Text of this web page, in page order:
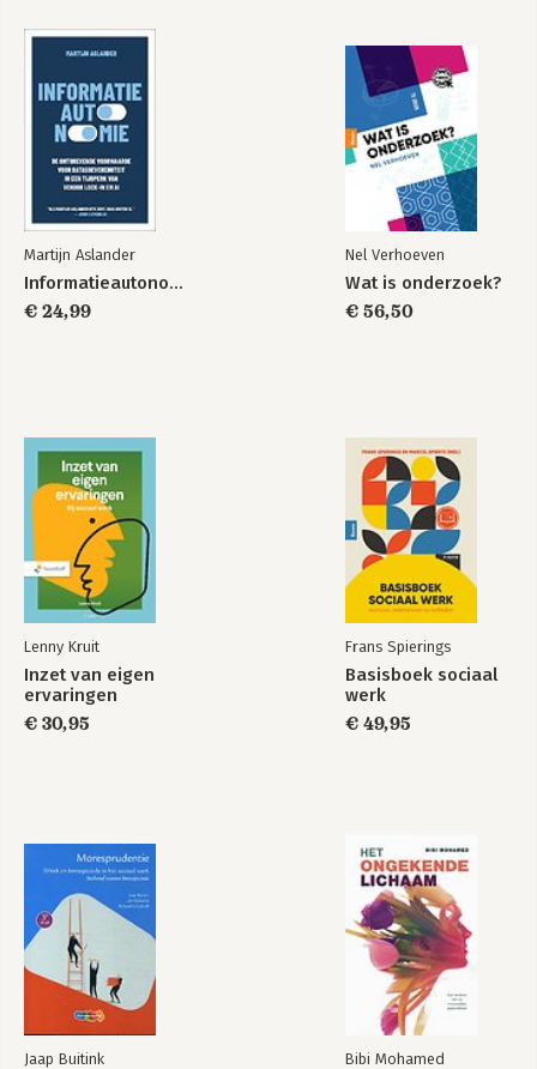
Martijn Aslander
Informatieautonomie
€ 24,99
Nel Verhoeven
Wat is onderzoek?
€ 56,50
Lenny Kruit
Inzet van eigen
ervaringen
€ 30,95
Frans Spierings
Basisboek sociaal
werk
€ 49,95
Jaap Buitink Bibi Mohamed